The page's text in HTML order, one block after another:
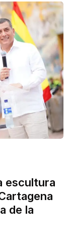
escultura
de la